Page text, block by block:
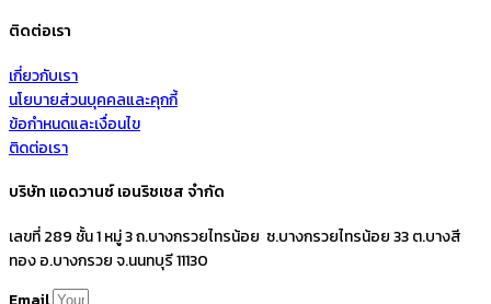
ติดต่อเรา
เกี่ยวกับเรา
นโยบายส่วนบุคคลและคุกกี้
ข้อกำหนดและเงื่อนไข
ติดต่อเรา
บริษัท แอดวานซ์ เอนริชเชส จำกัด
เลขที่ 289 ชั้น 1 หมู่ 3 ถ.บางกรวยไทรน้อย ซ.บางกรวยไทรน้อย 33 ต.บางสี
ทอง อ.บางกรวย จ.นนทบุรี 11130